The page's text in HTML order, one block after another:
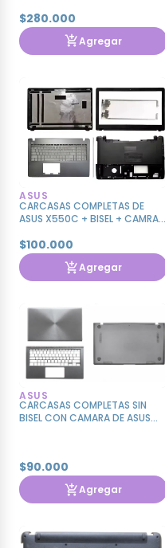
$280.000
Agregar
ASUS
CARCASAS COMPLETAS DE
ASUS X550C + BISEL + CAMRA
$100.000
Agregar
ASUS
CARCASAS COMPLETAS SIN
BISEL CON CAMARA DE ASUS
$90.000
Agregar